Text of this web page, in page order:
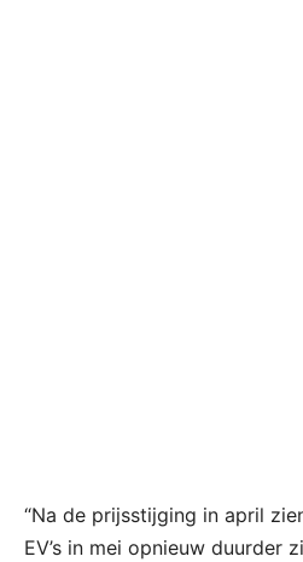
“Na de prijsstijging in april
EV’s in mei opnieuw duurder